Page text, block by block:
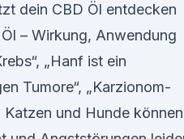
dein CBD Öl entdecken
– Wirkung, Anwendung
„Hanf ist ein
Tumore“, „Karzionom-
und Hunde können